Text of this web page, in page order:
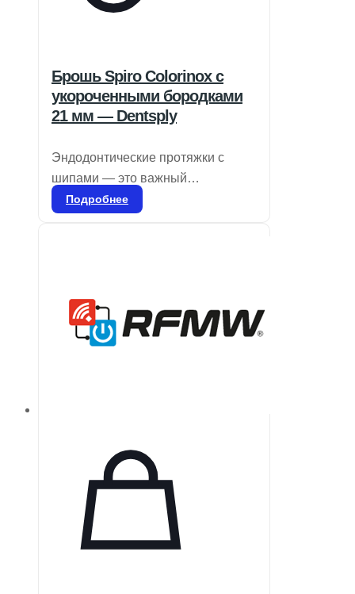
Брошь Spiro Colorinox с
укороченными бородками
21 мм — Dentsply
Эндодонтические протяжки с
шипами — это важный
инструмент в стоматологии,
обеспечивают необходимую
текстуру для выполнения этой
процедуры. Компания Dentsply
стоматологической практики.
Колючая протяжка представляет
собой инструмент из круглых…
Подробнее